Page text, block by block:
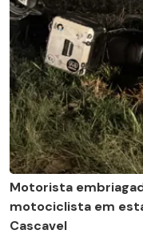
Motorista
motociclista em
Cascavel